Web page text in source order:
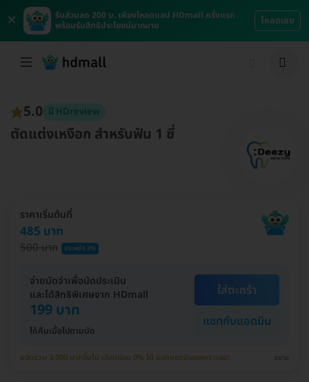
×
รับส่วนลด 200 บ. เพียงโหลดแอป HDmall ครั้งแรก
พร้อมรับสิทธิประโยชน์มากมาย
โหลดเลย
5.0 มี HDreview
ตัดแต่งเหงือก สำหรับฟัน 1 ซี่
ราคาเริ่มต้นที่
485 บาท
500 บาท ประหยัด 3%
จ่ายมัดจำเพื่อนัดประเมิน
และได้สิทธิพิเศษจาก HDmall
199 บาท
ได้คืนเมื่อไปตามนัด
ใส่ตะกร้า
แชทกับแอดมิน
ยอดรวม 3,000 บาทขึ้นไป เลือกผ่อน 0% ได้ บอกแอดมินของเราเลย! ขยาย